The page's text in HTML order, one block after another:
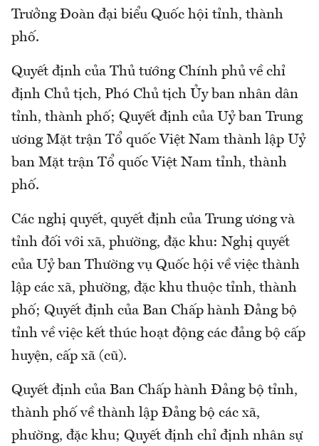
Trưởng Đoàn đại biểu Quốc hội tỉnh, thành
phố.
Quyết định của Thủ tướng Chính phủ về chỉ
định Chủ tịch, Phó Chủ tịch Ủy ban nhân dân
tỉnh, thành phố; Quyết định của Uỷ ban Trung
ương Mặt trận Tổ quốc Việt Nam thành lập Uỷ
ban Mặt trận Tổ quốc Việt Nam tỉnh, thành
phố.
Các nghị quyết, quyết định của Trung ương và
tỉnh đối với xã, phường, đặc khu: Nghị quyết
của Uỷ ban Thường vụ Quốc hội về việc thành
lập các xã, phường, đặc khu thuộc tỉnh, thành
phố; Quyết định của Ban Chấp hành Đảng bộ
tỉnh về việc kết thúc hoạt động các đảng bộ cấp
huyện, cấp xã (cũ).
Quyết định của Ban Chấp hành Đảng bộ tỉnh,
thành phố về thành lập Đảng bộ các xã,
phường, đặc khu; Quyết định chỉ định nhân sự